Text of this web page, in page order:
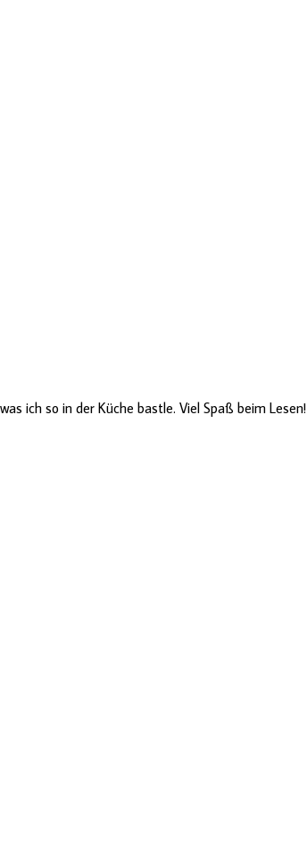
ich so in der Küche bastle. Viel Spaß beim Lesen!